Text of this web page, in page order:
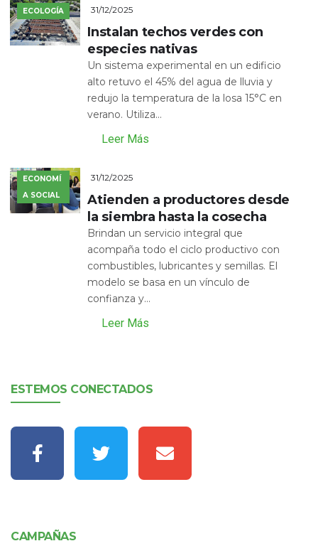
ECOLOGÍA 31/12/2025
Instalan techos verdes con
especies nativas
Un sistema experimental en un edificio
alto retuvo el 45% del agua de lluvia y
redujo la temperatura de la losa 15°C en
verano. Utiliza...
Leer Más
ECONOMÍ
A SOCIAL
31/12/2025
Atienden a productores desde
la siembra hasta la cosecha
Brindan un servicio integral que
acompaña todo el ciclo productivo con
combustibles, lubricantes y semillas. El
modelo se basa en un vínculo de
confianza y...
Leer Más
ESTEMOS CONECTADOS
CAMPAÑAS